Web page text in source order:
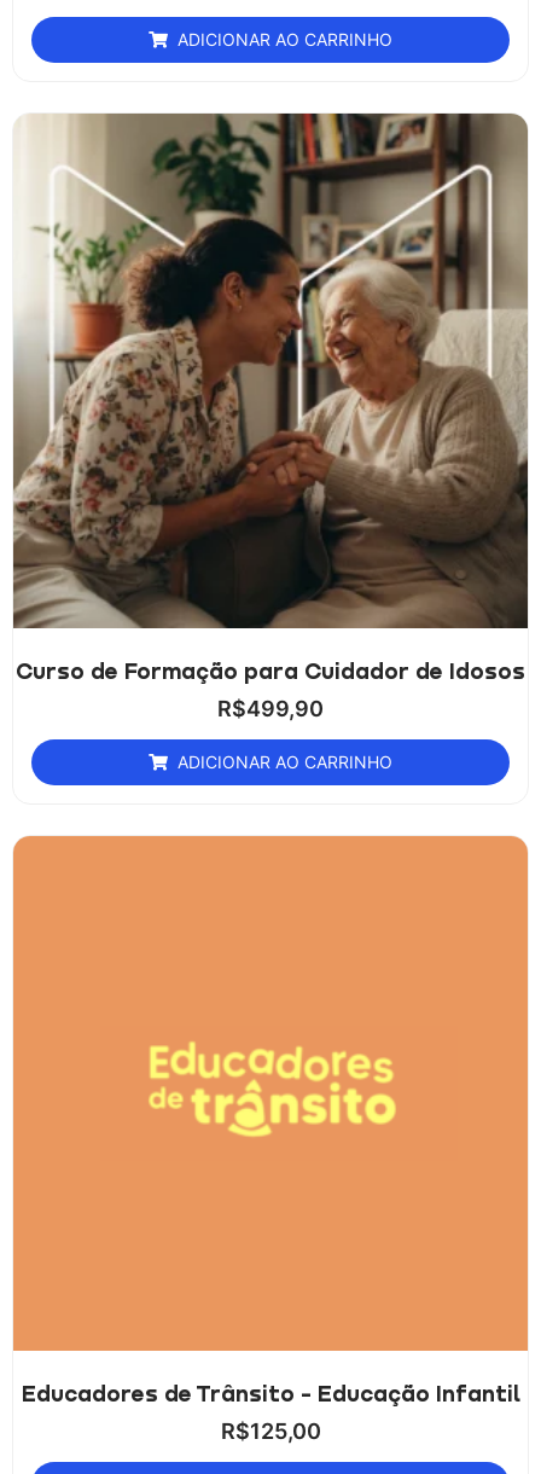
ADICIONAR AO CARRINHO
Curso de Formação para Cuidador de Idosos
R$499,90
ADICIONAR AO CARRINHO
Educadores de Trânsito - Educação Infantil
R$125,00